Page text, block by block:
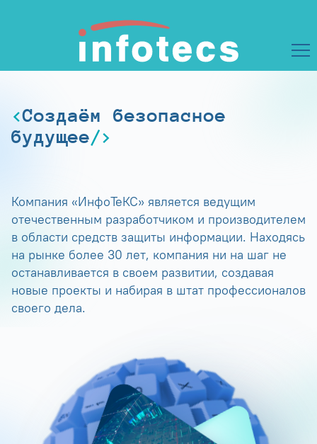
Создаём безопасное
будущее
Компания «ИнфоТеКС» является ведущим
отечественным разработчиком и производителем
в области средств защиты информации. Находясь
на рынке более 30 лет, компания ни на шаг не
останавливается в своем развитии, создавая
новые проекты и набирая в штат профессионалов
своего дела.